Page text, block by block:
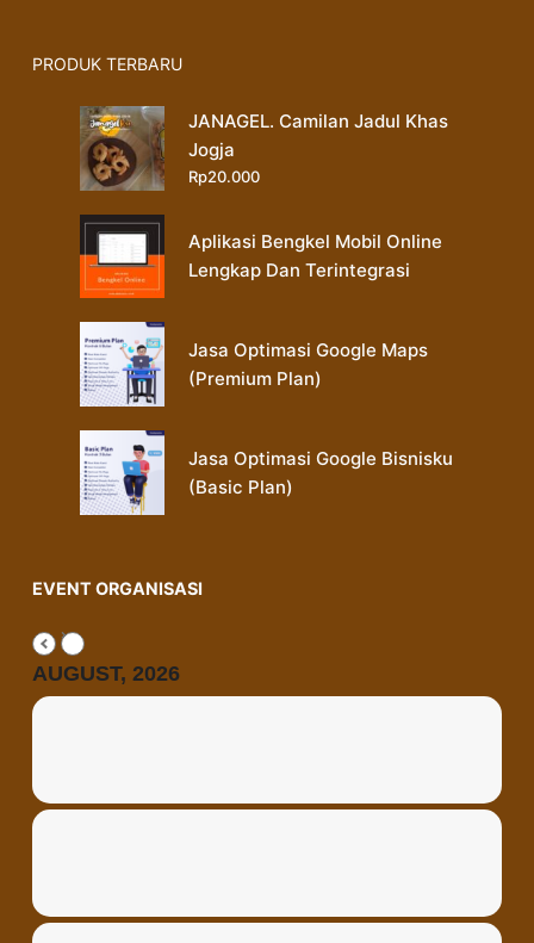
PRODUK TERBARU
JANAGEL. Camilan Jadul Khas
Jogja
Rp20.000
Aplikasi Bengkel Mobil Online
Lengkap Dan Terintegrasi
Jasa Optimasi Google Maps
(Premium Plan)
Jasa Optimasi Google Bisnisku
(Basic Plan)
EVENT ORGANISASI
AUGUST, 2026